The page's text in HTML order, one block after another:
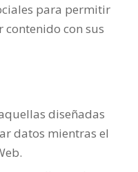
para permitir
con sus
diseñadas
datos mientras el